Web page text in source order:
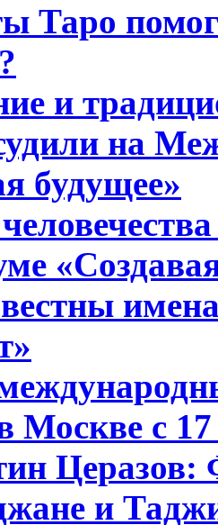
Таро
и
на
будущее»
Москве с
Церазов:
и